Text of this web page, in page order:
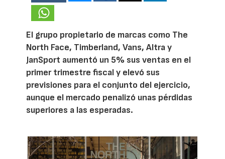
El grupo propietario de marcas como The
North Face, Timberland, Vans, Altra y
JanSport aumentó un 5% sus ventas en el
primer trimestre fiscal y elevó sus
previsiones para el conjunto del ejercicio,
aunque el mercado penalizó unas pérdidas
superiores a las esperadas.